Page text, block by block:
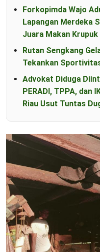
Forkopimda Wajo
Lapangan Merdeka
Juara Makan Krupuk
Rutan Sengkang
Tekankan
Advokat Diduga
PERADI, TPPA, dan
Riau Usut Tuntas